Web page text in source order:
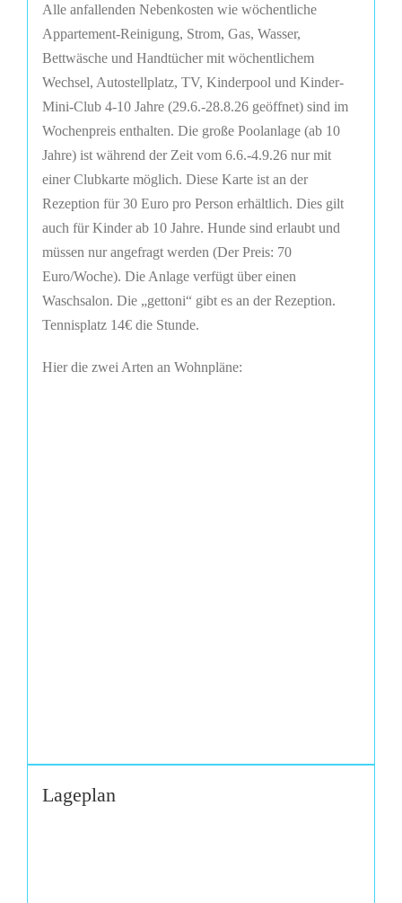
Alle anfallenden Nebenkosten wie wöchentliche
Appartement-Reinigung, Strom, Gas, Wasser,
Bettwäsche und Handtücher mit wöchentlichem
Wechsel, Autostellplatz, TV, Kinderpool und Kinder-
Mini-Club 4-10 Jahre (29.6.-28.8.26 geöffnet) sind im
Wochenpreis enthalten. Die große Poolanlage (ab 10
Jahre) ist während der Zeit vom 6.6.-4.9.26 nur mit
einer Clubkarte möglich. Diese Karte ist an der
Rezeption für 30 Euro pro Person erhältlich. Dies gilt
auch für Kinder ab 10 Jahre. Hunde sind erlaubt und
müssen nur angefragt werden (Der Preis: 70
Euro/Woche). Die Anlage verfügt über einen
Waschsalon. Die „gettoni“ gibt es an der Rezeption.
Tennisplatz 14€ die Stunde.
Hier die zwei Arten an Wohnpläne:
Lageplan